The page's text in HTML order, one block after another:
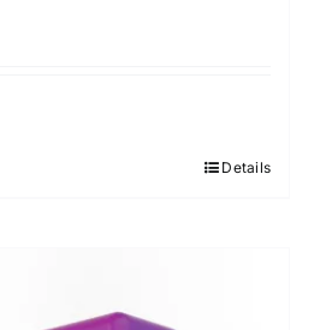
Details